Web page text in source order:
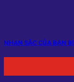
NHAN SẮC CỦA BẠN